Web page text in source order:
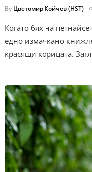
By Цветомир Койчев (HST)
Когато бях на
едно измачкано
красящи корицата.